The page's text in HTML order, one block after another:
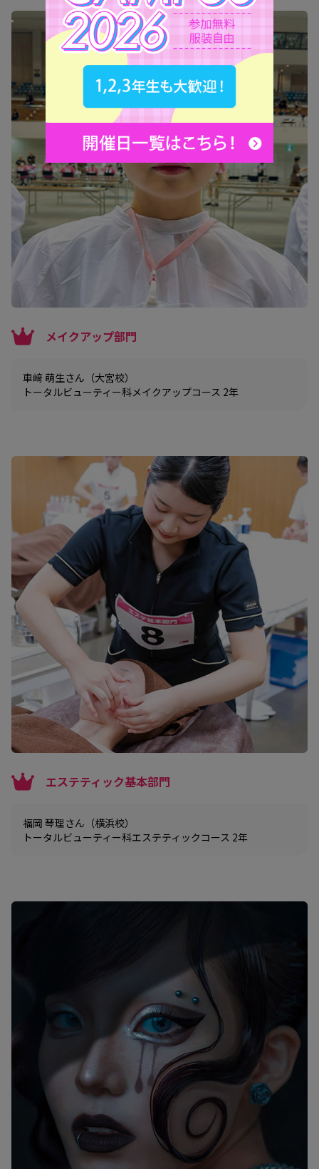
メイクアップ部門
車﨑 萌生さん（大宮校）
トータルビューティー科メイクアップコース 2年
エステティック基本部門
福岡 琴理さん（横浜校）
トータルビューティー科エステティックコース 2年